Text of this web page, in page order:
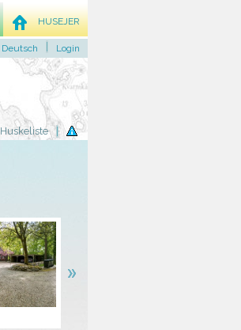
Huskeliste
HUSEJER
Deutsch Login